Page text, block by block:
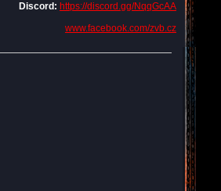
Discord: https://discord.gg/NqqGcAA
www.facebook.com/zvb.cz